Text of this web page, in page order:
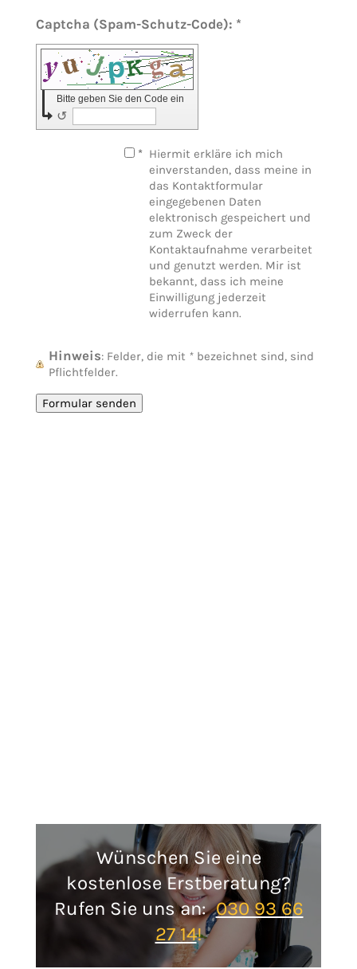
Captcha (Spam-Schutz-Code): *
Bitte geben Sie den Code ein
↺
* Hiermit erkläre ich mich
einverstanden, dass meine in
das Kontaktformular
eingegebenen Daten
elektronisch gespeichert und
zum Zweck der
Kontaktaufnahme verarbeitet
und genutzt werden. Mir ist
bekannt, dass ich meine
Einwilligung jederzeit
widerrufen kann.
Hinweis : Felder, die mit * bezeichnet sind, sind
Pflichtfelder.
Wünschen Sie eine
kostenlose Erstberatung?
Rufen Sie uns an:030 93 66
27 14!